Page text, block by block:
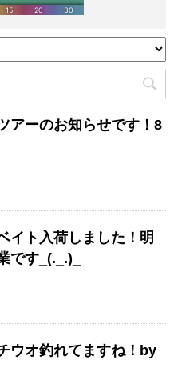
アーのお知らせです！8
イト入荷しました！明
です_(._.)_
ウオ釣れてますね！by